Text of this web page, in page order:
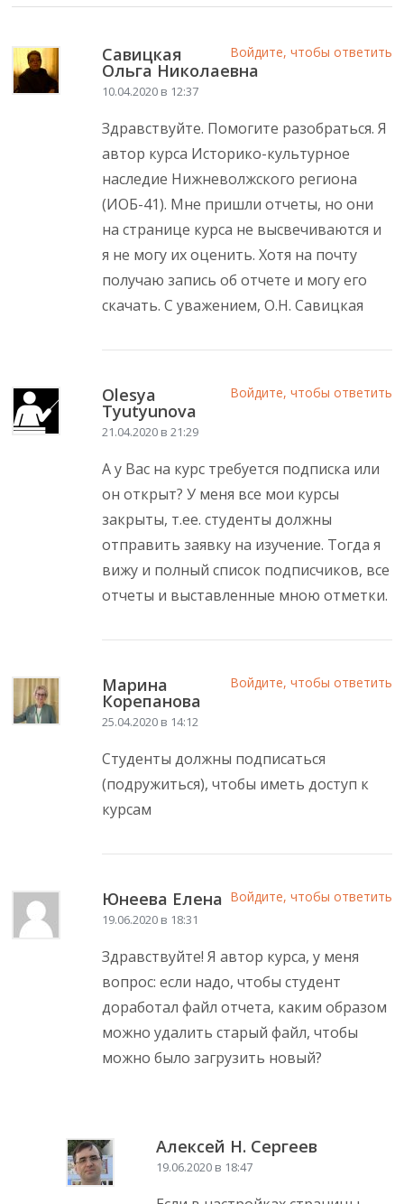
Войдите, чтобы ответить
Савицкая
Ольга Николаевна
10.04.2020 в 12:37
Здравствуйте. Помогите разобраться. Я
автор курса Историко-культурное
наследие Нижневолжского региона
(ИОБ-41). Мне пришли отчеты, но они
на странице курса не высвечиваются и
я не могу их оценить. Хотя на почту
получаю запись об отчете и могу его
скачать. С уважением, О.Н. Савицкая
Войдите, чтобы ответить
Olesya
Tyutyunova
21.04.2020 в 21:29
А у Вас на курс требуется подписка или
он открыт? У меня все мои курсы
закрыты, т.ее. студенты должны
отправить заявку на изучение. Тогда я
вижу и полный список подписчиков, все
отчеты и выставленные мною отметки.
Войдите, чтобы ответить
Марина
Корепанова
25.04.2020 в 14:12
Студенты должны подписаться
(подружиться), чтобы иметь доступ к
курсам
Войдите, чтобы ответить
Юнеева Елена
19.06.2020 в 18:31
Здравствуйте! Я автор курса, у меня
вопрос: если надо, чтобы студент
доработал файл отчета, каким образом
можно удалить старый файл, чтобы
можно было загрузить новый?
Алексей Н. Сергеев
19.06.2020 в 18:47